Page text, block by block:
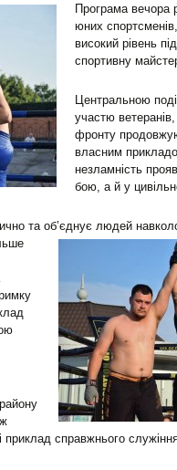
Програма вечора
юних
високий рівень
спортивну
Центральною
участю
фронту
власним
незламність
бою, а й у
та об’єднує людей
справжнього служіння